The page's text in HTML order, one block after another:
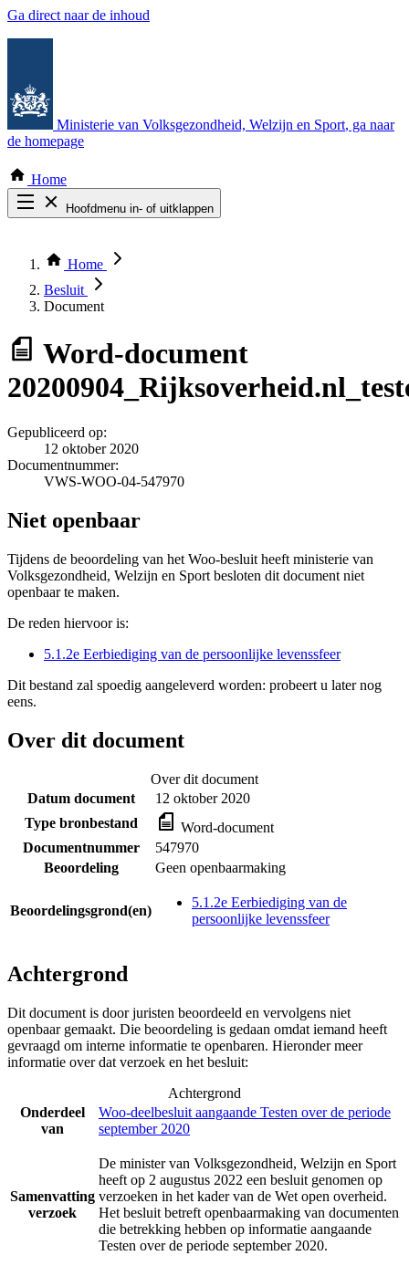
Ga direct naar de inhoud
Ministerie van Volksgezondheid, Welzijn en Sport, ga naar
de homepage
Home
Hoofdmenu in- of uitklappen
Thema COVID-19
Bekijk per bestuursorgaan
Home
Besluit
Document
Word-document
Gepubliceerd op:
12 oktober 2020
Documentnummer:
VWS-WOO-04-547970
Niet openbaar
Tijdens de beoordeling van het Woo-besluit heeft ministerie van
Volksgezondheid, Welzijn en Sport besloten dit document niet
openbaar te maken.
De reden hiervoor is:
5.1.2e Eerbiediging van de persoonlijke levenssfeer
Dit bestand zal spoedig aangeleverd worden: probeert u later nog
eens.
Over dit document
Over dit document
Datum document
12 oktober 2020
Type bronbestand
Word-document
Documentnummer
547970
Beoordeling
Geen openbaarmaking
Beoordelingsgrond(en)
5.1.2e Eerbiediging van de
persoonlijke levenssfeer
Achtergrond
Dit document is door juristen beoordeeld en vervolgens niet
openbaar gemaakt. Die beoordeling is gedaan omdat iemand heeft
gevraagd om interne informatie te openbaren. Hieronder meer
informatie over dat verzoek en het besluit:
Achtergrond
Onderdeel
van
Woo-deelbesluit aangaande Testen over de periode
september 2020
Samenvatting
verzoek
De minister van Volksgezondheid, Welzijn en Sport
heeft op 2 augustus 2022 een besluit genomen op
verzoeken in het kader van de Wet open overheid.
Het besluit betreft openbaarmaking van documenten
die betrekking hebben op informatie aangaande
Testen over de periode september 2020.